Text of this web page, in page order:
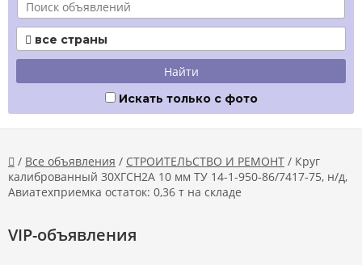
 все страны
Искать только с фото
 / Все объявления / СТРОИТЕЛЬСТВО И РЕМОНТ / Круг
калиброванный 30ХГСН2А 10 мм ТУ 14-1-950-86/7417-75, н/д,
Авиатехприемка остаток: 0,36 т на складе
VIP-объявления